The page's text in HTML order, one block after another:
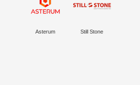
Asterum Still Stone